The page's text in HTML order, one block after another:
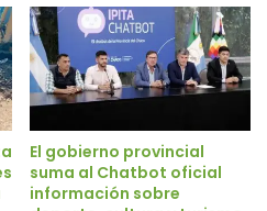
El gobierno provincial
suma al Chatbot oficial
información sobre